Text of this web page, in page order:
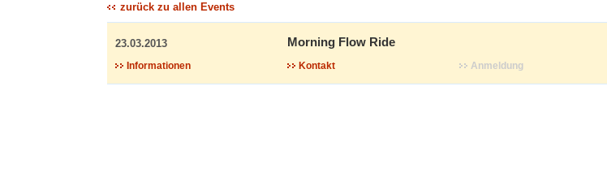
zurück zu allen Events
23.03.2013 Morning Flow Ride
Informationen Kontakt Anmeldung